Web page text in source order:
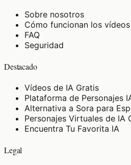
Sobre nosotros
Cómo funcionan los vídeos
FAQ
Seguridad
Destacado
Vídeos de IA Gratis
Plataforma de Personajes
Alternativa a Sora para
Personajes Virtuales de IA
Encuentra Tu Favorita IA
Legal